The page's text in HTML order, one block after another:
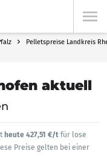
Pelletspreise Landkreis
aktuell
heute 427,51 €/t für lose
Preise gelten bei einer